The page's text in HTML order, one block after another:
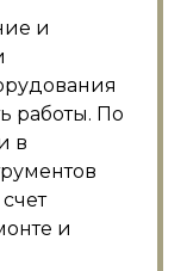
и
работы. По
в
и